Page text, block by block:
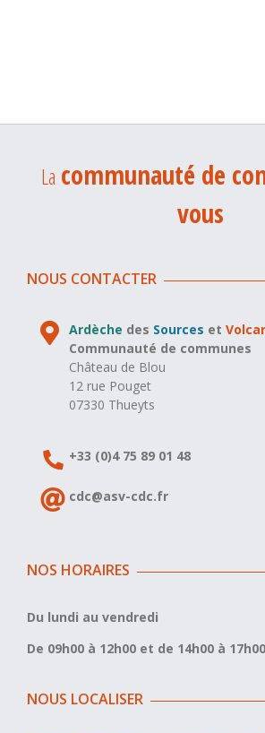
La communauté de
vous
NOUS CONTACTER
Ardèche des Sources et
Communauté de communes
Château de Blou
12 rue Pouget
07330 Thueyts
+33 (0)4 75 89 01 48
cdc@asv-cdc.fr
NOS HORAIRES
Du lundi au vendredi
De 09h00 à 12h00 et de 14h00 à 17h00
NOUS LOCALISER